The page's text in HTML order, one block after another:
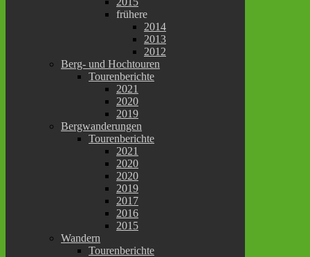
frühere
2014
2013
2012
Berg- und Hochtouren
Tourenberichte
2021
2020
2019
Bergwanderungen
Tourenberichte
2021
2020
2020
2019
2017
2016
2015
Wandern
Tourenberichte